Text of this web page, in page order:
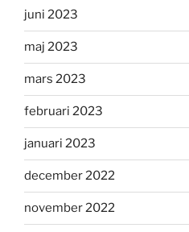
juni 2023
maj 2023
mars 2023
februari 2023
januari 2023
december 2022
november 2022